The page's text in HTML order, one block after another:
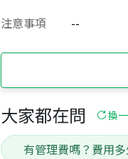
注意事項
--
大家都在問 換
有管理費嗎？費用多